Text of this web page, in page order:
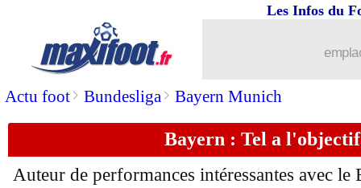
Actu foot> Bundesliga> Bayern Munich
Les Infos du
Bayern : Tel a l'objectif
Auteur de performances intéressantes avec
: Lille 2-0 Monaco (fini)
29/10 PSG: sa réaction, Mbappé prend la
: Rennes-Strasbourg, les compos
29/10 PHOTO: Jota, sa belle pensée pour